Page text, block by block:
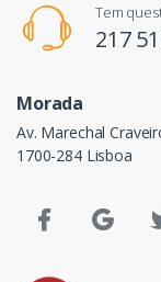
Tem
217
Morada
Av. Marechal
1700-284 Lisboa